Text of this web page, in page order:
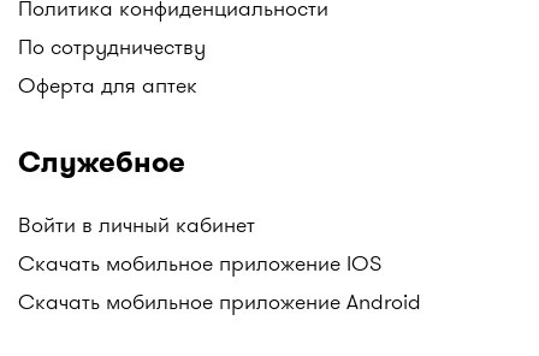
Политика конфиденциальности
По сотрудничеству
Оферта для аптек
Служебное
Войти в личный кабинет
Скачать мобильное приложение IOS
Скачать мобильное приложение Android